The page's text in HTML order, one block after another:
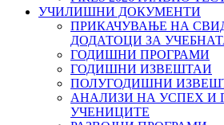
УЧИЛИШНИ ДОКУМЕНТИ
ПРИКАЧУВАЊЕ НА
ДОДАТОЦИ ЗА
ГОДИШНИ ПРОГРАМИ
ГОДИШНИ ИЗВЕШТАИ
ПОЛУГОДИШНИ
АНАЛИЗИ НА УСПЕХ И
УЧЕНИЦИТЕ